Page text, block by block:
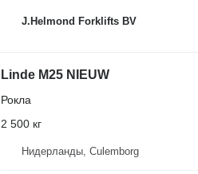
J.Helmond Forklifts BV
Linde M25 NIEUW
Рокла
2 500 кг
Нидерланды, Culemborg